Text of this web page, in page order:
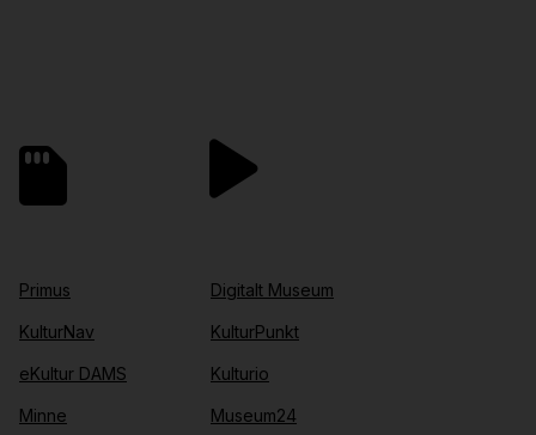
Primus
KulturNav
eKultur DAMS
Minne
Digitalt Museum
KulturPunkt
Kulturio
Museum24